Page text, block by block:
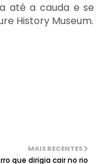
até a cauda e se
History Museum.
MAIS RECENTES
que dirigia cair no rio